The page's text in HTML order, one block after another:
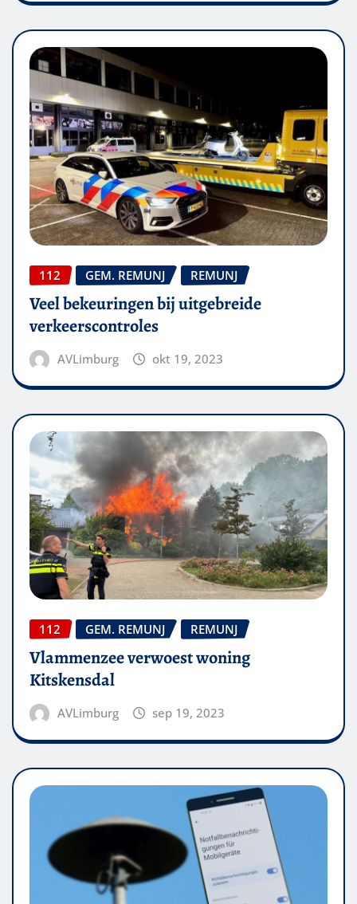
112 GEM. REMUNJ REMUNJ
Veel bekeuringen bij uitgebreide
verkeerscontroles
AVLimburg okt 19, 2023
112 GEM. REMUNJ REMUNJ
Vlammenzee verwoest woning
Kitskensdal
AVLimburg sep 19, 2023